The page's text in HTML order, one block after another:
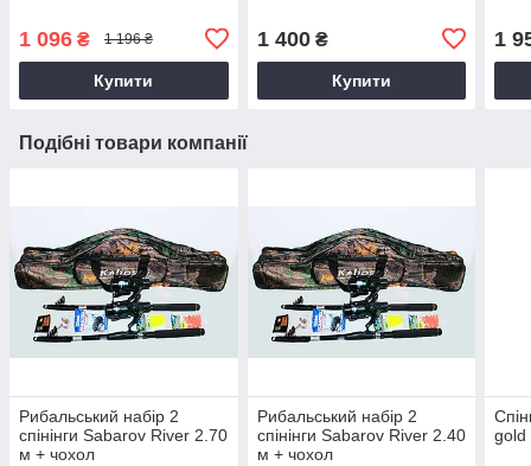
1 096 ₴ 1 196 ₴
Купити
1 400₴
Купити
1
Подібні товари компанії
Рибальський набір 2
спінінги Sabarov River 2.70
м + чохол
Рибальський набір 2
спінінги Sabarov River 2.40
м + чохол
gold